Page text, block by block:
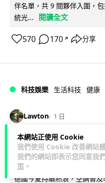
本網站正使用 Cookie
我們使用 Cookie 改善網站
我們的網站即表示您同意我
策 。
伴名單，共 9 間夥伴入圍，
統光...
閱讀全文
570 170 ↗ 分享
科技娛樂 生活科技 健康
Lawton 1 日
室內空氣 40 度暑
率僅 3% 大眾繼續
德國今夏持續熱浪，空調普